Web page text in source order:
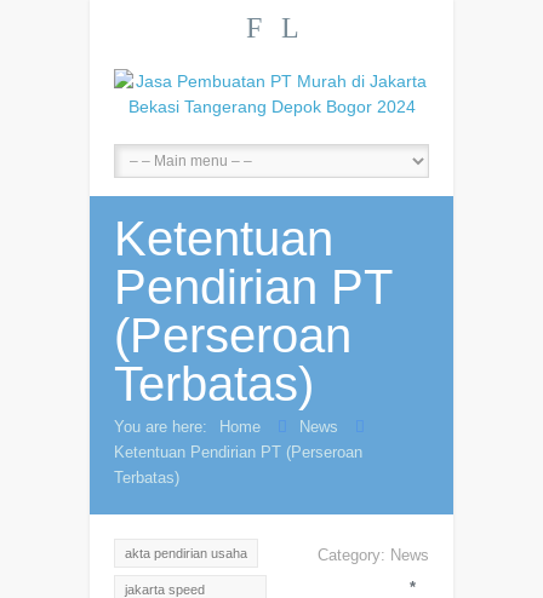
F L
Ketentuan
Pendirian PT
(Perseroan
Terbatas)
You are here: Home
News
Ketentuan Pendirian PT (Perseroan
Terbatas)
akta pendirian usaha
jakarta speed
Category: News
*